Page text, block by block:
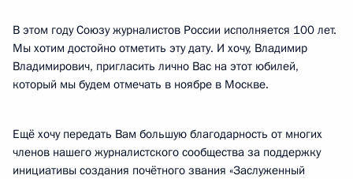
В этом году Союзу журналистов России исполняется 100 лет.
Мы хотим достойно отметить эту дату. И хочу, Владимир
Владимирович, пригласить лично Вас на этот юбилей,
который мы будем отмечать в ноябре в Москве.
Ещё хочу передать Вам большую благодарность от многих
членов нашего журналистского сообщества за поддержку
инициативы создания почётного звания «Заслуженный